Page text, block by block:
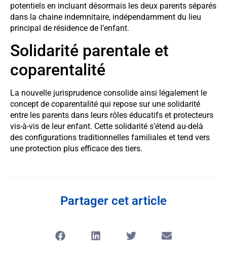
potentiels en incluant désormais les deux parents séparés
dans la chaine indemnitaire, indépendamment du lieu
principal de résidence de l’enfant.
Solidarité parentale et
coparentalité
La nouvelle jurisprudence consolide ainsi légalement le
concept de coparentalité qui repose sur une solidarité
entre les parents dans leurs rôles éducatifs et protecteurs
vis-à-vis de leur enfant. Cette solidarité s’étend au-delà
des configurations traditionnelles familiales et tend vers
une protection plus efficace des tiers.
Partager cet article